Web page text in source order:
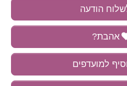
הודעה
אהבת?
למועדפים